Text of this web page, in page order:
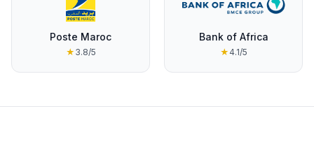
Poste Maroc
★ 3.8/5
Bank of Africa
★ 4.1/5